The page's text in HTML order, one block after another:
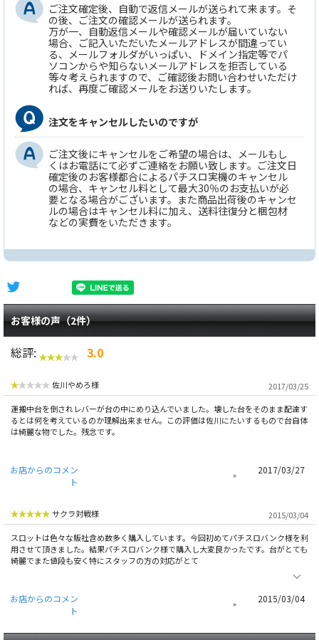
ご注文確定後、自動で返信メールが送られて来ます。そ
の後、ご注文の確認メールが送られます。
万が一、自動返信メールや確認メールが届いていない
場合、ご記入いただいたメールアドレスが間違ってい
る、メールフォルダがいっぱい、ドメイン指定等でパ
ソコンからや知らないメールアドレスを拒否している
等々考えられますので、ご確認後お問い合わせいただけ
れば、再度ご確認メールをお送りいたします。
注文をキャンセルしたいのですが
ご注文後にキャンセルをご希望の場合は、メールもし
くはお電話にて必ずご連絡をお願い致します。ご注文日
確定後のお客様都合によるパチスロ実機のキャンセル
の場合、キャンセル料として最大30％のお支払いが必
要となる場合がございます。また商品出荷後のキャンセ
ルの場合はキャンセル料に加え、送料往復分と梱包材
などの実費をいただきます。
お客様の声（2件）
総評: 3.0
佐川やめろ様
2017/03/25
運搬中台を倒されレバーが台の中にめり込んでいました。壊した台をそのまま配達す
るとは何を考えているのか理解出来ません。この評価は佐川にたいするもので台自体
は綺麗な物でした。残念です。
お店からのコメン
ト
2017/03/27
サクラ対戦様
2015/03/04
スロットは色々な販社含め数多く購入しています。今回初めてパチスロバンク様を利
用させて頂きました。結果パチスロバンク様で購入し大変良かったです。台がとても
綺麗でまた値段も安く特にスタッフの方の対応がとて
お店からのコメン
ト
2015/03/04